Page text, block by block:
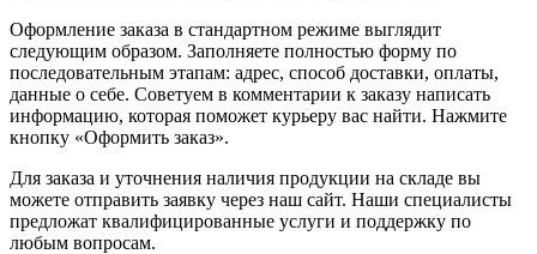
Оформление заказа в стандартном режиме выглядит
следующим образом. Заполняете полностью форму по
последовательным этапам: адрес, способ доставки, оплаты,
данные о себе. Советуем в комментарии к заказу написать
информацию, которая поможет курьеру вас найти. Нажмите
кнопку «Оформить заказ».
Для заказа и уточнения наличия продукции на складе вы
можете отправить заявку через наш сайт. Наши специалисты
предложат квалифицированные услуги и поддержку по
любым вопросам.